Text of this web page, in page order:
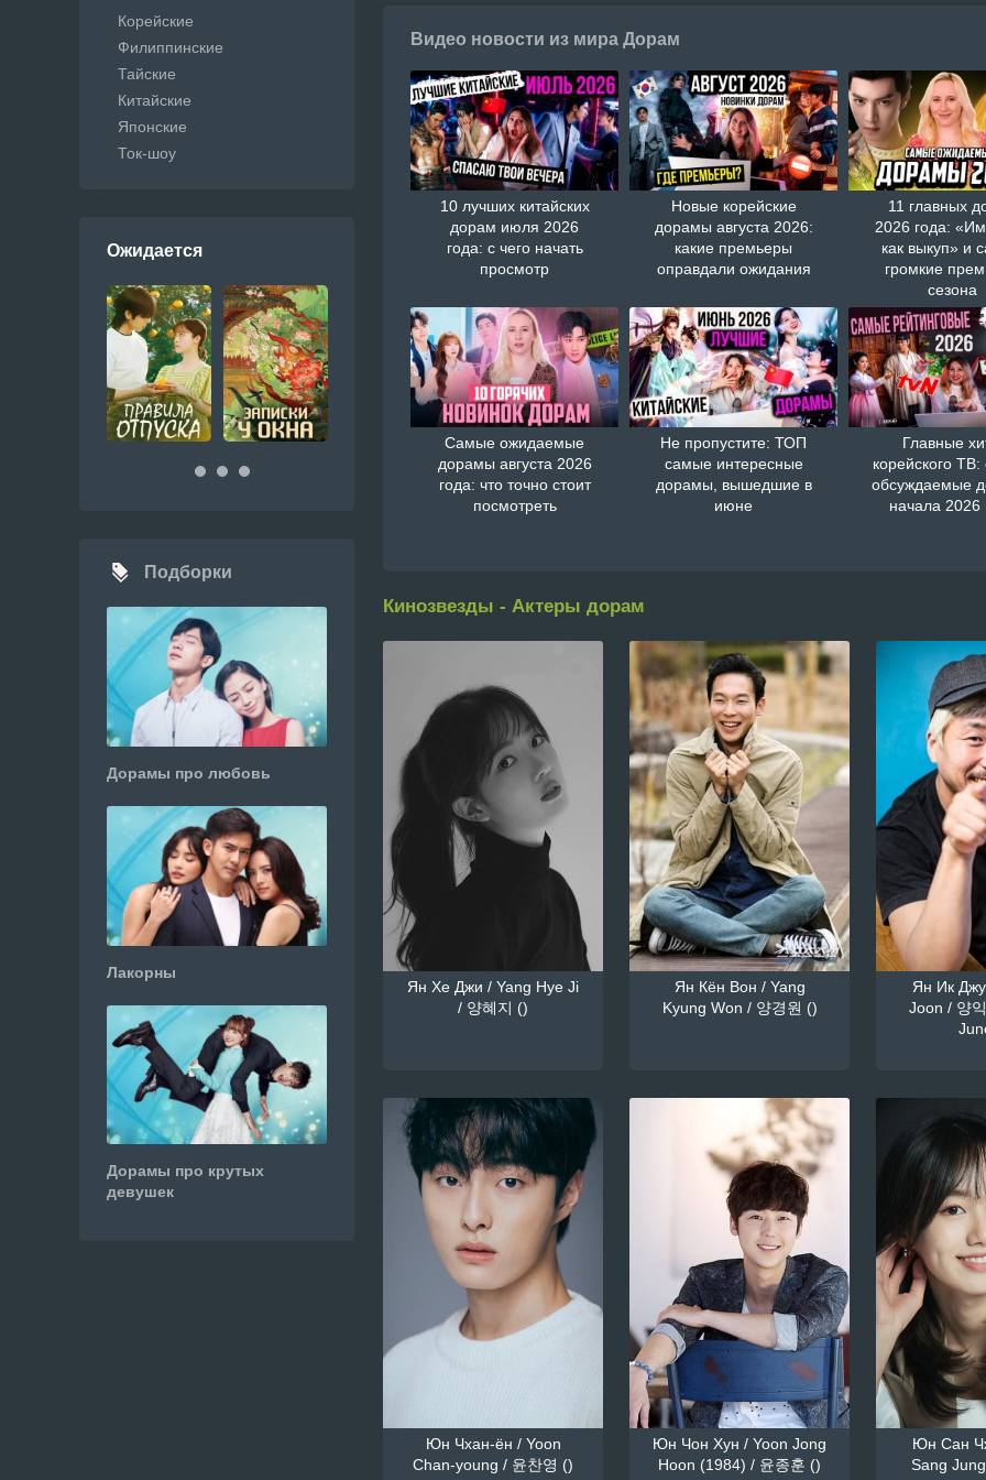
Видео новости из мира Дорам
10 лучших китайских
дорам июля 2026
года: с чего начать
просмотр
Новые корейские
дорамы августа 2026:
какие премьеры
оправдали ожидания
11 главных
2026 года:
как выкуп» и
громкие
сезона
Самые ожидаемые
дорамы августа 2026
года: что точно стоит
посмотреть
Не пропустите: ТОП
самые интересные
дорамы, вышедшие в
июне
Главные
корейского
обсуждаемые
начала 2026
Кинозвезды - Актеры дорам
Ян Хе Джи / Yang Hye Ji
/ 양혜지 ()
Ян Кён Вон / Yang
Kyung Won / 양경원 ()
Ян Ик
Joon / 양
Юн Чхан-ён / Yoon
Chan-young / 윤찬영 ()
Юн Чон Хун / Yoon Jong
Hoon (1984) / 윤종훈 ()
Юн Сан
Sang
Корейские
Филиппинские
Тайские
Китайские
Японские
Ток-шоу
Ожидается
Подборки
Дорамы про любовь
Лакорны
Дорамы про крутых
девушек